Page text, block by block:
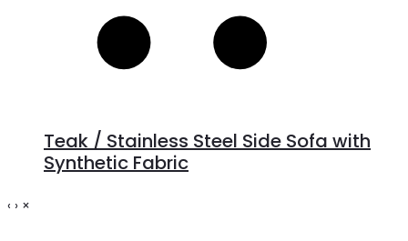
Teak / Stainless Steel Side Sofa with
Synthetic Fabric
‹ › ×